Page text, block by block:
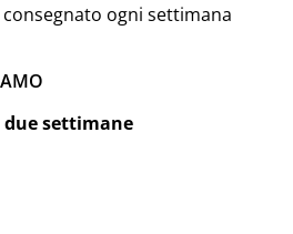
ogni settimana
settimane